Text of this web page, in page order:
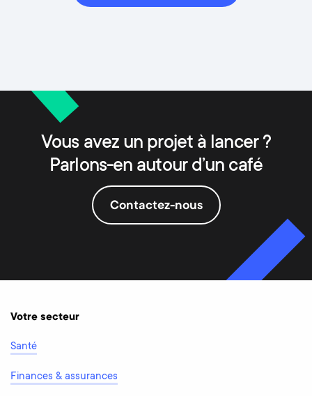
Vous avez un projet à lancer ?
Parlons-en autour d’un café
Contactez-nous
Votre secteur
Santé
Finances & assurances